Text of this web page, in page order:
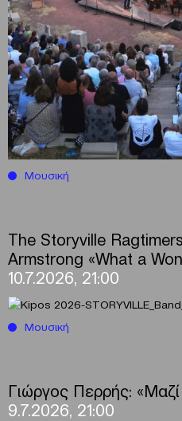
Μουσική
The Storyville
Armstrong «What a
10.7.2026, 21:00
Μουσική
Γιώργος Περρής: «Μαζί
9.7.2026, 21:00